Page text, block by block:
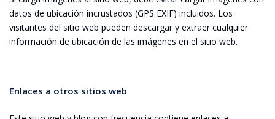
datos de ubicación incrustados (GPS EXIF) incluidos. Los
visitantes del sitio web pueden descargar y extraer cualquier
información de ubicación de las imágenes en el sitio web.
Enlaces a otros sitios web